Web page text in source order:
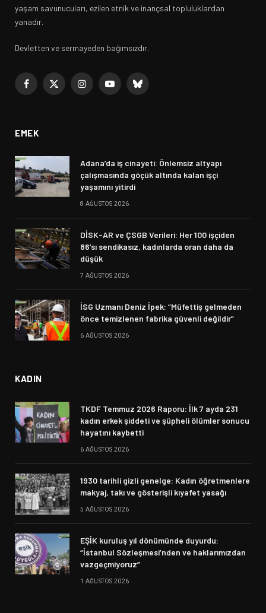
yaşam savunucuları, ezilen etnik ve inançsal topluluklardan
yanadır.
Devletten ve sermayeden bağımsızdır.
Facebook
X
InstagramYouTubeBluesky
EMEK
Adana’da iş cinayeti: Önlemsiz altyapı
çalışmasında göçük altında kalan işçi
yaşamını yitirdi
8 AĞUSTOS 2026
DİSK-AR ve ÇSGB Verileri: Her 100 işçiden
86’sı sendikasız, kadınlarda oran daha da
düşük
7 AĞUSTOS 2026
İSG Uzmanı Deniz İpek: “Müfettiş gelmeden
önce temizlenen fabrika güvenli değildir”
6 AĞUSTOS 2026
KADIN
TKDF Temmuz 2026 Raporu: İlk 7 ayda 231
kadın erkek şiddeti ve şüpheli ölümler sonucu
hayatını kaybetti
6 AĞUSTOS 2026
1930 tarihli gizli genelge: Kadın öğretmenlere
makyaj, takı ve gösterişli kıyafet yasağı
5 AĞUSTOS 2026
EŞİK kuruluş yıl dönümünde duyurdu:
“İstanbul Sözleşmesi’nden ve haklarımızdan
vazgeçmiyoruz”
1 AĞUSTOS 2026